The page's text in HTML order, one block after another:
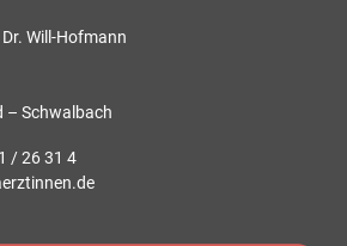
Will-Hofmann
– Schwalbach
/ 26 31 4